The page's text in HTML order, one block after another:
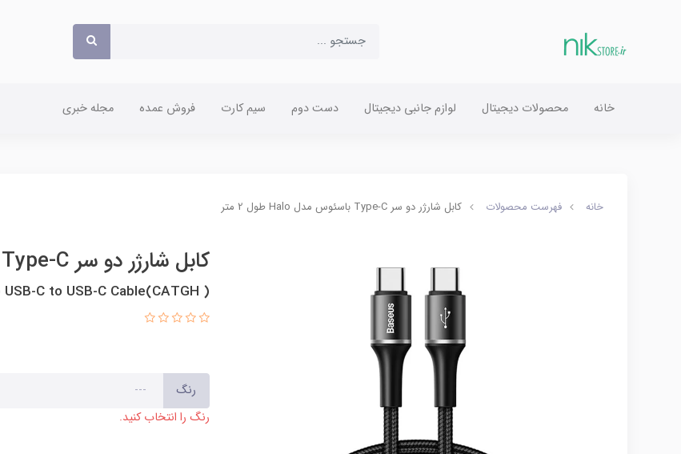
خانه محصولات دیجیتال لوازم جانبی دیجیتال دست دوم سیم کارت فروش عمده مجله خبری
خانه فهرست محصولات کابل شارژر دو سر Type-C باسئوس مدل Halo طول 2 متر
کابل شارژر دو سر Type-C باسئوس مدل Halo طول 2 متر
C to USB-C Cable(CATGH )
رنگ
رنگ را انتخاب کنید.